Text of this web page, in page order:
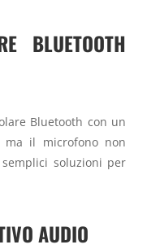
BLUETOOTH
Bluetooth con un
ma il microfono non
soluzioni per
AUDIO